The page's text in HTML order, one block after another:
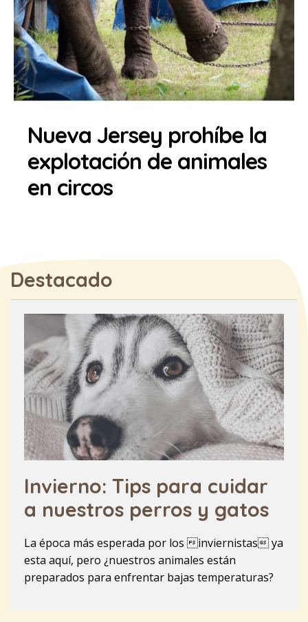
Nueva Jersey prohíbe la
explotación de animales
en circos
Destacado
Invierno: Tips para cuidar
a nuestros perros y gatos
La época más esperada por los inviernistas ya
esta aquí, pero ¿nuestros animales están
preparados para enfrentar bajas temperaturas?